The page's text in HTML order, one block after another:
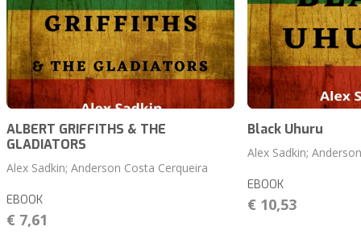
ALBERT GRIFFITHS & THE
GLADIATORS
Alex Sadkin; Anderson Costa Cerqueira
EBOOK
€ 7,61
Black Uhuru
Alex Sadkin;
EBOOK
€ 10,53